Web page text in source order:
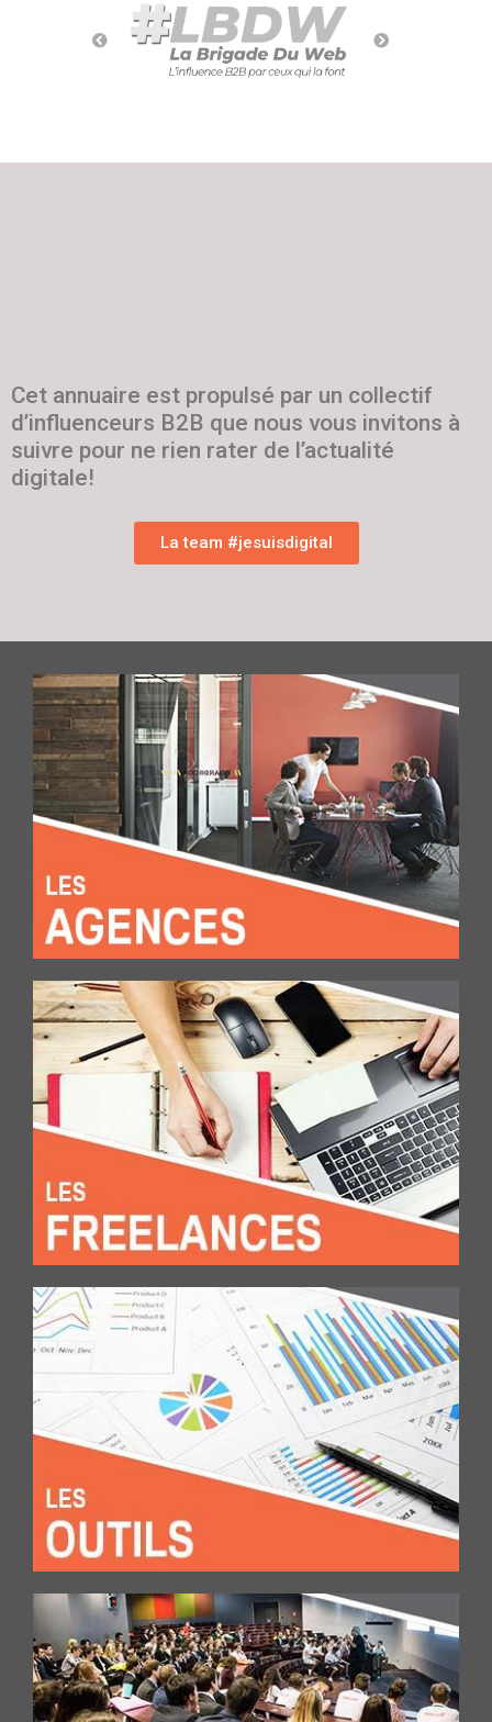
Cet annuaire est propulsé par un collectif
d’influenceurs B2B que nous vous invitons à
suivre pour ne rien rater de l’actualité
digitale!
La team #jesuisdigital